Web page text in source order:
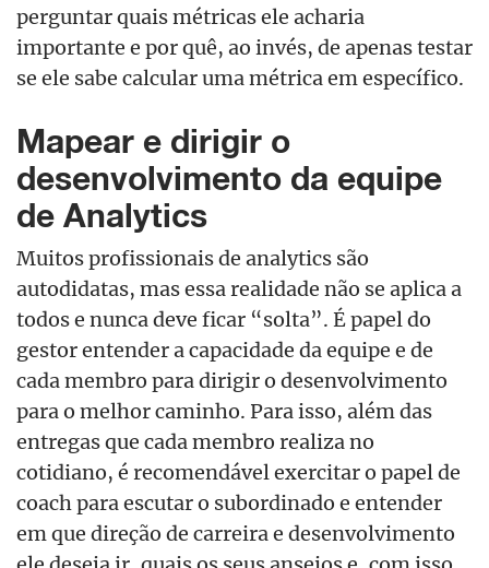
perguntar quais métricas ele acharia
importante e por quê, ao invés, de apenas testar
se ele sabe calcular uma métrica em específico.
Mapear e dirigir o
desenvolvimento da equipe
de Analytics
Muitos profissionais de analytics são
autodidatas, mas essa realidade não se aplica a
todos e nunca deve ficar “solta”. É papel do
gestor entender a capacidade da equipe e de
cada membro para dirigir o desenvolvimento
para o melhor caminho. Para isso, além das
entregas que cada membro realiza no
cotidiano, é recomendável exercitar o papel de
coach para escutar o subordinado e entender
em que direção de carreira e desenvolvimento